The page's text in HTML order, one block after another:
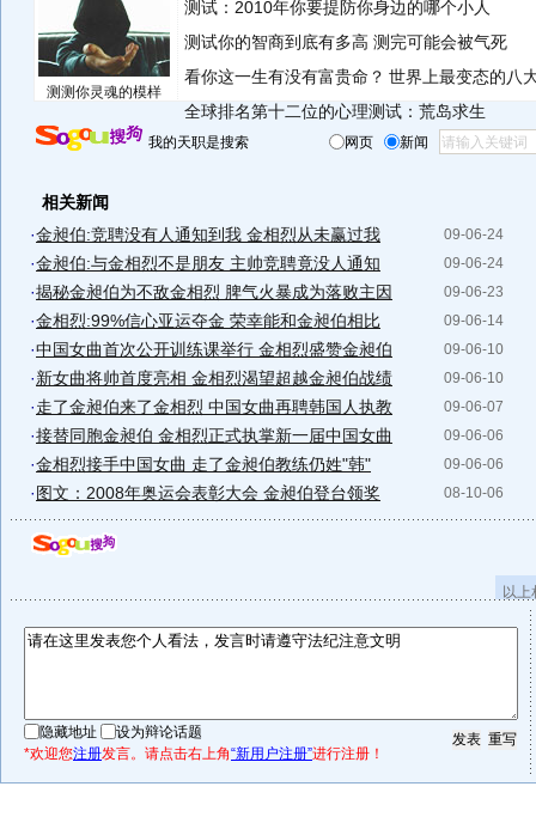
测测你灵魂的模样
测试：2010年你要提防你身边的哪个小人
测试你的智商到底有多高 测完可能会被气死
看你这一生有没有富贵命？ 世界上最变态的八
全球排名第十二位的心理测试：荒岛求生
我的天职是搜索 网页 新闻
相关新闻
09-06-24
·金昶伯:竞聘没有人通知到我 金相烈从未赢过我
09-06-24
·金昶伯:与金相烈不是朋友 主帅竞聘竟没人通知
09-06-23
·揭秘金昶伯为不敌金相烈 脾气火暴成为落败主因
09-06-14
·金相烈:99%信心亚运夺金 荣幸能和金昶伯相比
09-06-10
·中国女曲首次公开训练课举行 金相烈盛赞金昶伯
09-06-10
·新女曲将帅首度亮相 金相烈渴望超越金昶伯战绩
09-06-07
·走了金昶伯来了金相烈 中国女曲再聘韩国人执教
09-06-06
·接替同胞金昶伯 金相烈正式执掌新一届中国女曲
09-06-06
·金相烈接手中国女曲 走了金昶伯教练仍姓"韩"
08-10-06
· 图文：2008年奥运会表彰大会 金昶伯登台领奖
以
隐藏地址
设为辩论话题
*欢迎您注册发言。请点击右上角“新用户注册”进行注册！